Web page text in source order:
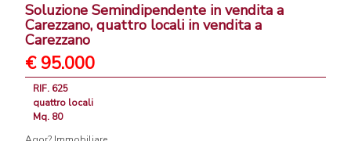
Soluzione Semindipendente in vendita a
Carezzano, quattro locali in vendita a
Carezzano
€ 95.000
RIF. 625
quattro locali
Mq. 80